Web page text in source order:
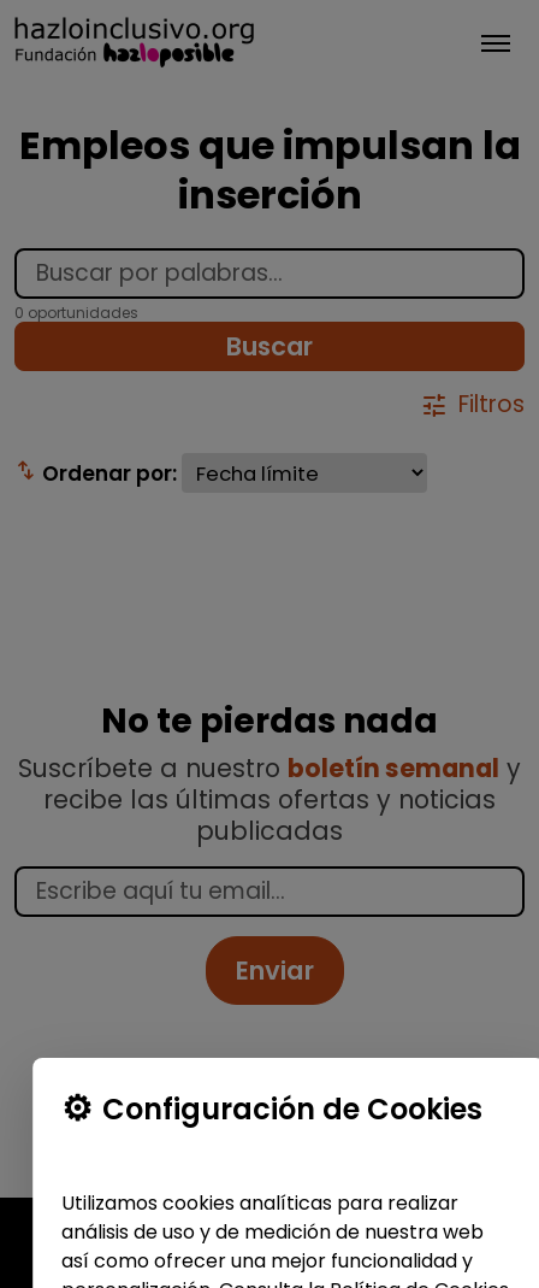
Empleos que impulsan la
inserción
0 oportunidades
Buscar
tune Filtros
swap_vert Ordenar por:
No te pierdas nada
Suscríbete a nuestro boletín semanal y
recibe las últimas ofertas y noticias
publicadas
Enviar
Configuración de Cookies
Utilizamos cookies analíticas para realizar
análisis de uso y de medición de nuestra web
así como ofrecer una mejor funcionalidad y